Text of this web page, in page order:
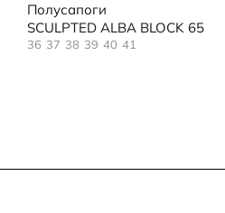
Полусапоги
SCULPTED ALBA BLOCK 65
36 37 38 39 40 41